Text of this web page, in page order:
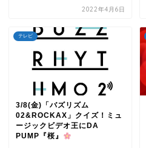
2022年4月6日
テレビ
3/8(金)「バズリズム
02&ROCKAX」クイズ！ミュ
ージックビデオ王にDA
PUMP『桜』